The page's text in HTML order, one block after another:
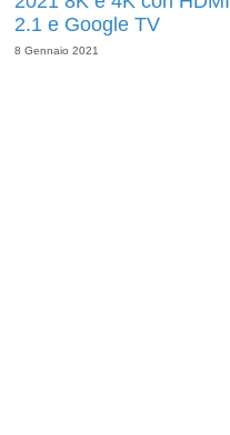
2.1 e Google TV
8 Gennaio 2021